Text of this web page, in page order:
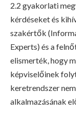
2.2 gyakorlati
kérdéseket és
szakértők
Experts) és a
elismerték, hogy
képviselőinek
keretrendszer
alkalmazásának